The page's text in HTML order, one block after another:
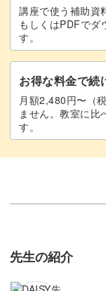
講座で使う補助資
もしくはPDFでダ
す。
お得な料金で続
月額2,480円〜（
ません。教室に比
す。
先生の紹介